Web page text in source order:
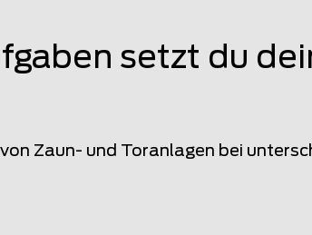
setzt du
Zaun- und Toranlagen bei